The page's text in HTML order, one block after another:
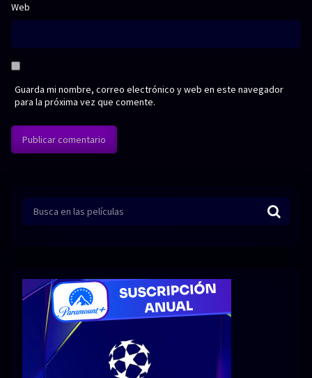
Web
Guarda mi nombre, correo electrónico y web en este navegador
para la próxima vez que comente.